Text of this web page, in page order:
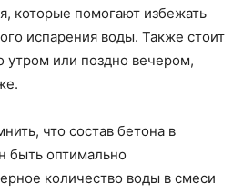
которые помогают избежать
испарения воды. Также стоит
утром или поздно вечером,
что состав бетона в
быть оптимально
количество воды в смеси